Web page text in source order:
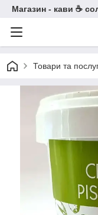
Магазин - кави ☕
Товари та